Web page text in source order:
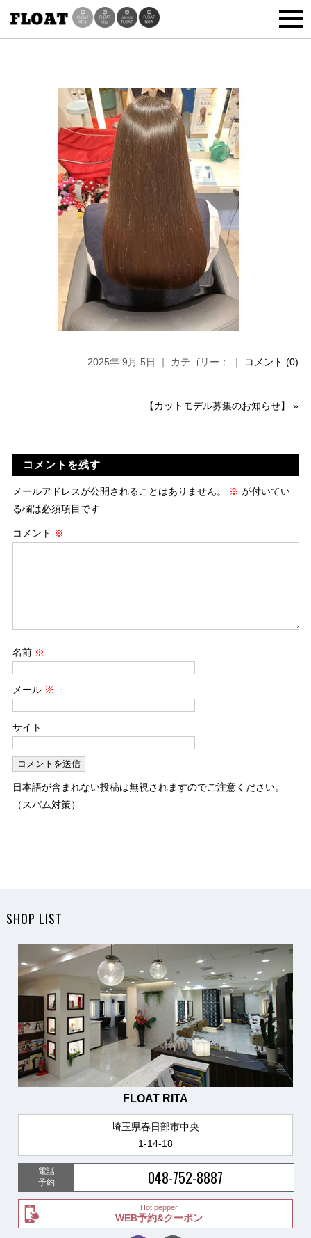
2025年 9月 5日 ｜ カテゴリー： ｜ コメント (0)
【カットモデル募集のお知らせ】 »
コメントを残す
メールアドレスが公開されることはありません。 ※ が付いてい
る欄は必須項目です
コメント ※
名前 ※
メール ※
サイト
日本語が含まれない投稿は無視されますのでご注意ください。
（スパム対策）
SHOP LIST
FLOAT RITA
埼玉県春日部市中央
1-14-18
電話
予約
048-752-8887
Hot pepper
WEB予約&クーポン